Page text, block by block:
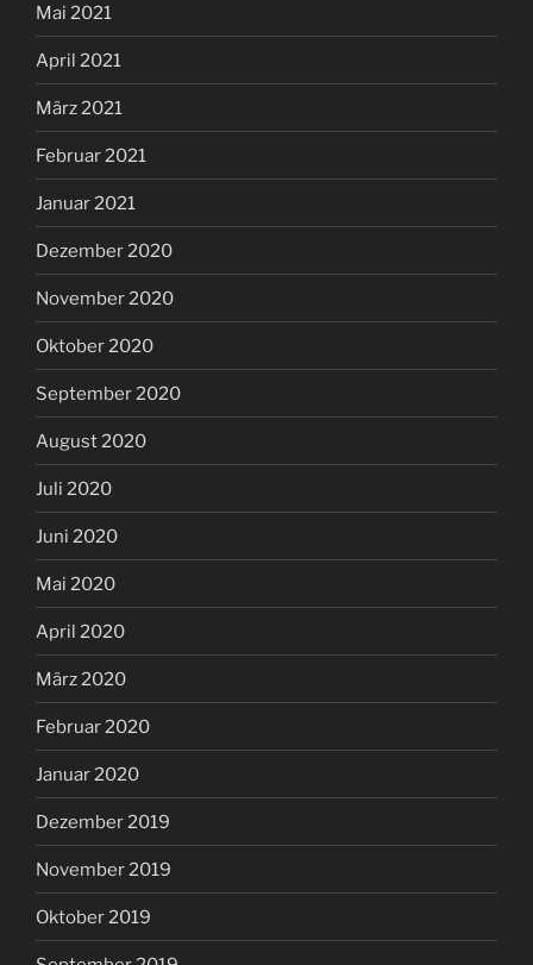
Mai 2021
April 2021
März 2021
Februar 2021
Januar 2021
Dezember 2020
November 2020
Oktober 2020
September 2020
August 2020
Juli 2020
Juni 2020
Mai 2020
April 2020
März 2020
Februar 2020
Januar 2020
Dezember 2019
November 2019
Oktober 2019